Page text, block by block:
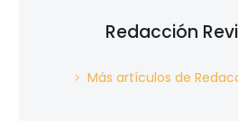
Redacción
Más artículos de